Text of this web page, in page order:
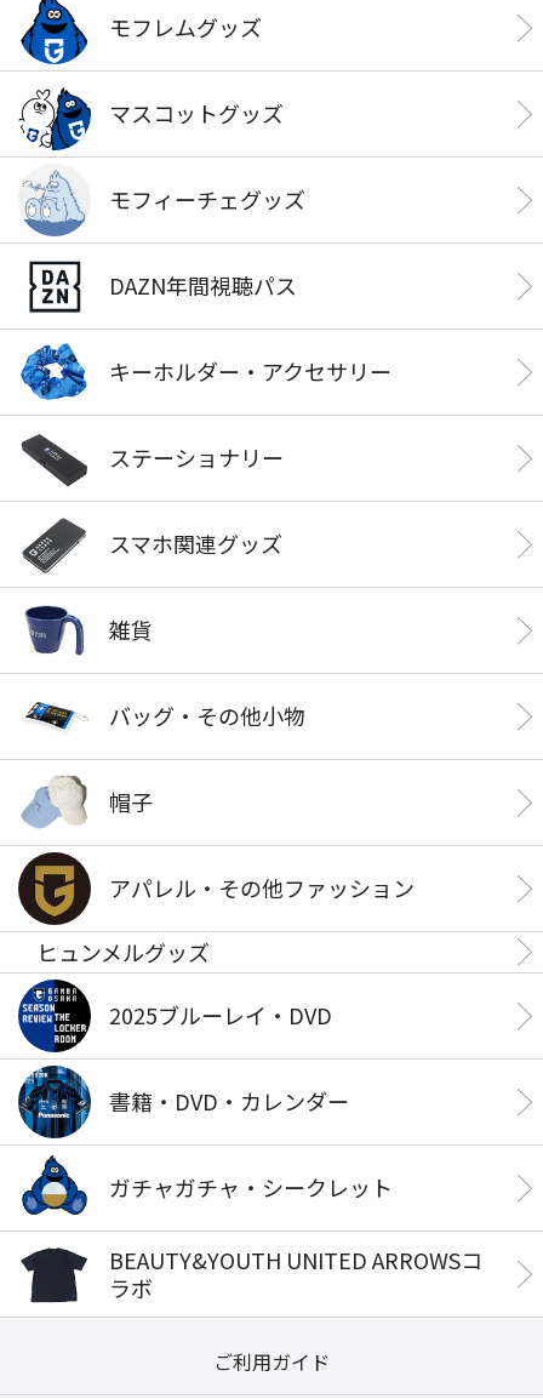
モフレムグッズ
マスコットグッズ
モフィーチェグッズ
DAZN年間視聴パス
キーホルダー・アクセサリー
ステーショナリー
スマホ関連グッズ
雑貨
バッグ・その他小物
帽子
アパレル・その他ファッション
ヒュンメルグッズ
2025ブルーレイ・DVD
書籍・DVD・カレンダー
ガチャガチャ・シークレット
BEAUTY&YOUTH UNITED ARROWSコ
ラボ
ご利用ガイド